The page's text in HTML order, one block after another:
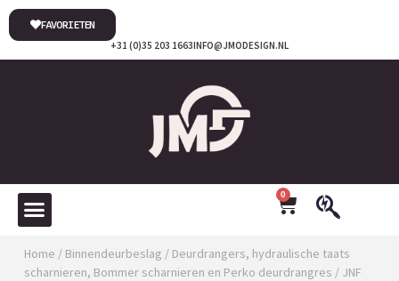
INFO@JMODESIGN.NL
+31 (0)35 203 1663
FAVORIETEN
0
Home / Binnendeurbeslag / Deurdrangers, hydraulische taats
scharnieren, Bommer scharnieren en Perko deurdrangres / JNF